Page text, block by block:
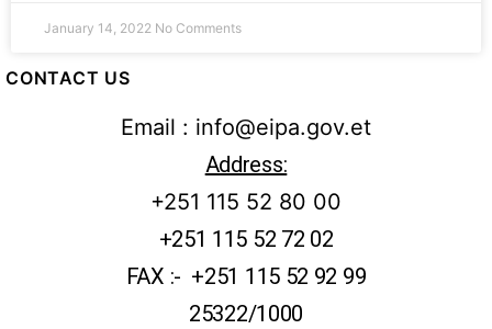
January 14, 2022 No Comments
CONTACT US
Email : info@eipa.gov.et
Address:
+251 115 52 80 00
+251 115 52 72 02
FAX :- +251 115 52 92 99
25322/1000